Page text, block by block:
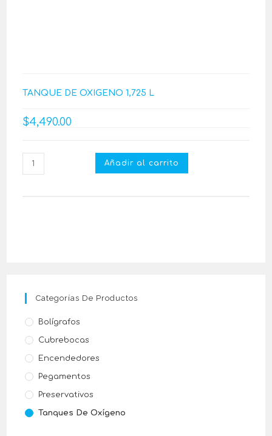
TANQUE DE OXIGENO 1,725 L
$4,490.00
Añadir al carrito
Categorías De Productos
Bolígrafos
Cubrebocas
Encendedores
Pegamentos
Preservativos
Tanques De Oxígeno